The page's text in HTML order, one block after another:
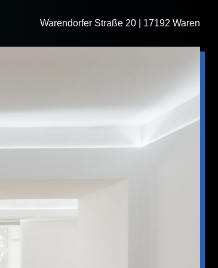
Warendorfer Straße 20 | 17192 Waren